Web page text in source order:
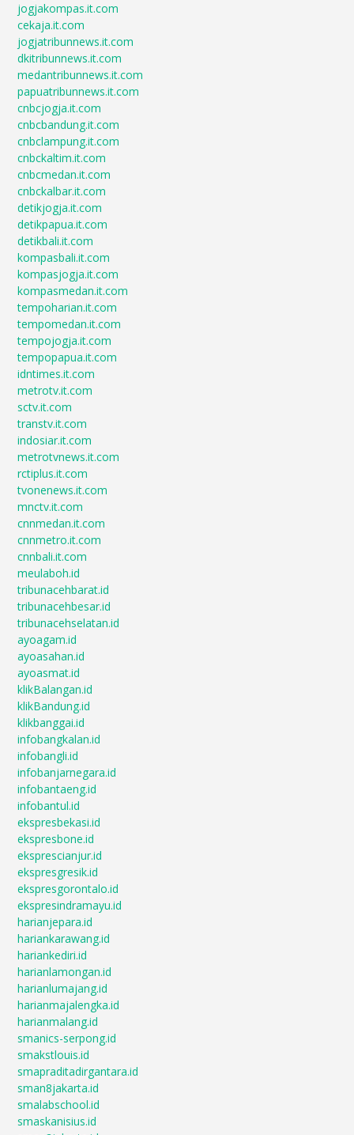
jogjakompas.it.com
cekaja.it.com
jogjatribunnews.it.com
dkitribunnews.it.com
medantribunnews.it.com
papuatribunnews.it.com
cnbcjogja.it.com
cnbcbandung.it.com
cnbclampung.it.com
cnbckaltim.it.com
cnbcmedan.it.com
cnbckalbar.it.com
detikjogja.it.com
detikpapua.it.com
detikbali.it.com
kompasbali.it.com
kompasjogja.it.com
kompasmedan.it.com
tempoharian.it.com
tempomedan.it.com
tempojogja.it.com
tempopapua.it.com
idntimes.it.com
metrotv.it.com
sctv.it.com
transtv.it.com
indosiar.it.com
metrotvnews.it.com
rctiplus.it.com
tvonenews.it.com
mnctv.it.com
cnnmedan.it.com
cnnmetro.it.com
cnnbali.it.com
meulaboh.id
tribunacehbarat.id
tribunacehbesar.id
tribunacehselatan.id
ayoagam.id
ayoasahan.id
ayoasmat.id
klikBalangan.id
klikBandung.id
klikbanggai.id
infobangkalan.id
infobangli.id
infobanjarnegara.id
infobantaeng.id
infobantul.id
ekspresbekasi.id
ekspresbone.id
eksprescianjur.id
ekspresgresik.id
ekspresgorontalo.id
ekspresindramayu.id
harianjepara.id
hariankarawang.id
hariankediri.id
harianlamongan.id
harianlumajang.id
harianmajalengka.id
harianmalang.id
smanics-serpong.id
smakstlouis.id
smapraditadirgantara.id
sman8jakarta.id
smalabschool.id
smaskanisius.id